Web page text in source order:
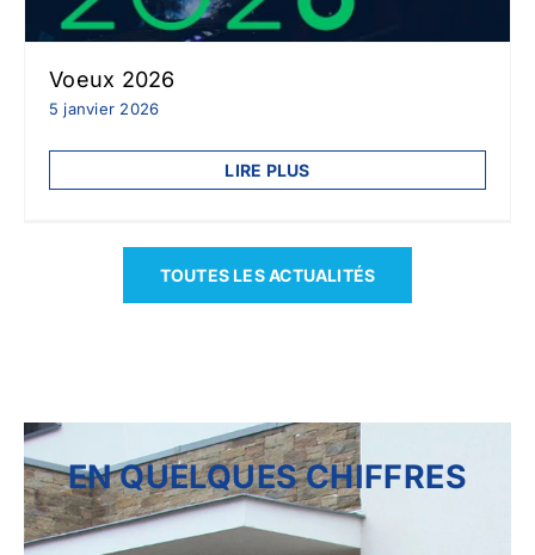
Voeux 2026
5 janvier 2026
LIRE PLUS
TOUTES LES ACTUALITÉS
EN QUELQUES CHIFFRES